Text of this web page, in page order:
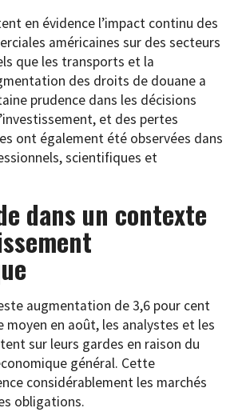
en évidence l’impact continu des
américaines sur des secteurs
que les transports et la
des droits de douane a
prudence dans les décisions
et des pertes
ont également été observées dans
scientifiques et
dans un contexte
augmentation de 3,6 pour cent
moyen en août, les analystes et les
sur leurs gardes en raison du
général. Cette
considérablement les marchés
obligations.